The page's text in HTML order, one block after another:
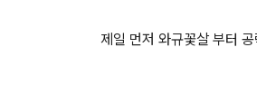
제일 먼저 와규꽃살 부터